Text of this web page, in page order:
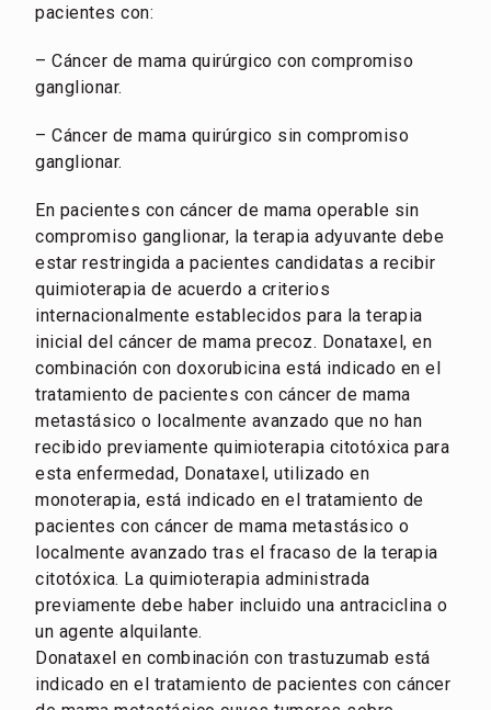
pacientes con:
– Cáncer de mama quirúrgico con compromiso
ganglionar.
– Cáncer de mama quirúrgico sin compromiso
ganglionar.
En pacientes con cáncer de mama operable sin
compromiso ganglionar, la terapia adyuvante debe
estar restringida a pacientes candidatas a recibir
quimioterapia de acuerdo a criterios
internacionalmente establecidos para la terapia
inicial del cáncer de mama precoz. Donataxel, en
combinación con doxorubicina está indicado en el
tratamiento de pacientes con cáncer de mama
metastásico o localmente avanzado que no han
recibido previamente quimioterapia citotóxica para
esta enfermedad, Donataxel, utilizado en
monoterapia, está indicado en el tratamiento de
pacientes con cáncer de mama metastásico o
localmente avanzado tras el fracaso de la terapia
citotóxica. La quimioterapia administrada
previamente debe haber incluido una antraciclina o
un agente alquilante.
Donataxel en combinación con trastuzumab está
indicado en el tratamiento de pacientes con cáncer